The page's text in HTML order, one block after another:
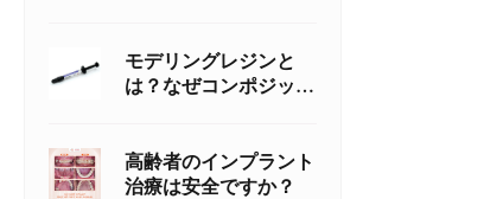
モデリングレジンと
は？なぜコンポジット
ているのか
高齢者のインプラント
治療は安全ですか？